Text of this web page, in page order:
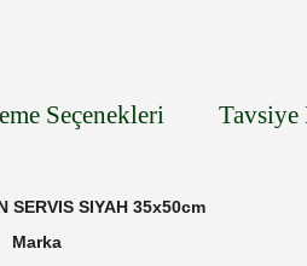
Seçenekleri Tavsiye
SERVIS SIYAH 35x50cm
Marka